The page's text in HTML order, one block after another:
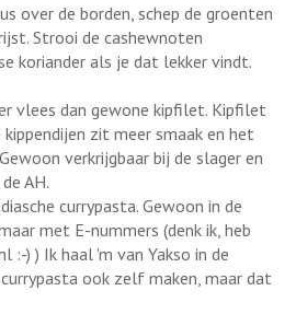
over de borden, schep de groenten
Strooi de cashewnoten
koriander als je dat lekker vindt.
vlees dan gewone kipfilet. Kipfilet
zit meer smaak en het
verkrijgbaar bij de slager en
AH.
currypasta. Gewoon in de
met E-nummers (denk ik, heb
:-) ) Ik haal 'm van Yakso in de
ook zelf maken, maar dat